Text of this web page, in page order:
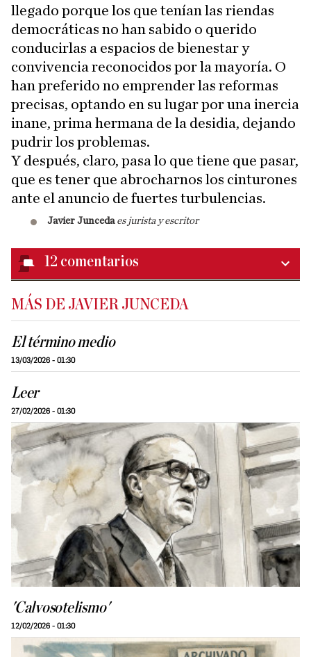
llegado porque los que tenían las riendas
democráticas no han sabido o querido
conducirlas a espacios de bienestar y
convivencia reconocidos por la mayoría. O
han preferido no emprender las reformas
precisas, optando en su lugar por una inercia
inane, prima hermana de la desidia, dejando
pudrir los problemas.
Y después, claro, pasa lo que tiene que pasar,
que es tener que abrocharnos los cinturones
ante el anuncio de fuertes turbulencias.
Javier Junceda es jurista y escritor
12 comentarios
MÁS DE JAVIER JUNCEDA
El término medio
13/03/2026 - 01:30
Leer
27/02/2026 - 01:30
'Calvosotelismo'
12/02/2026 - 01:30